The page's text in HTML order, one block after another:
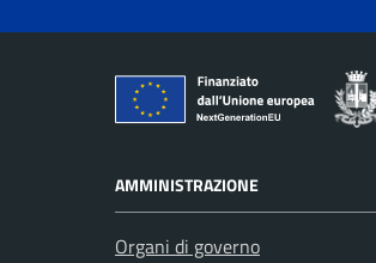
AMMINISTRAZIONE
Organi di governo